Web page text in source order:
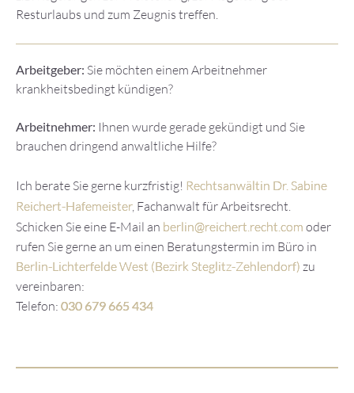
Resturlaubs und zum Zeugnis treffen.
Arbeitgeber: Sie möchten einem Arbeitnehmer
krankheitsbedingt kündigen?
Arbeitnehmer: Ihnen wurde gerade gekündigt und Sie
brauchen dringend anwaltliche Hilfe?
Ich berate Sie gerne kurzfristig! Rechtsanwältin Dr. Sabine
Reichert-Hafemeister, Fachanwalt für Arbeitsrecht.
Schicken Sie eine E-Mail an berlin@reichert.recht.com oder
rufen Sie gerne an um einen Beratungstermin im Büro in
Berlin-Lichterfelde West (Bezirk Steglitz-Zehlendorf) zu
vereinbaren:
Telefon: 030 679 665 434